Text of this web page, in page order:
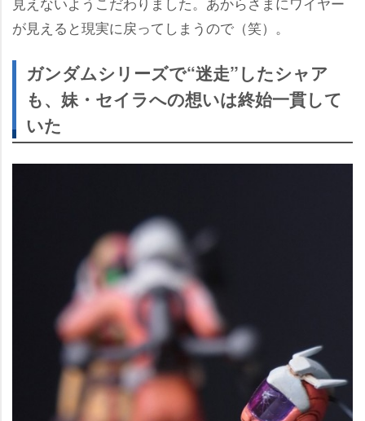
が見えると現実に戻ってしまうので（笑）。
ガンダムシリーズで“迷走”したシャア
も、妹・セイラへの想いは終始一貫して
いた